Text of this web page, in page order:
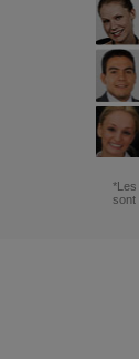
*Les
sont